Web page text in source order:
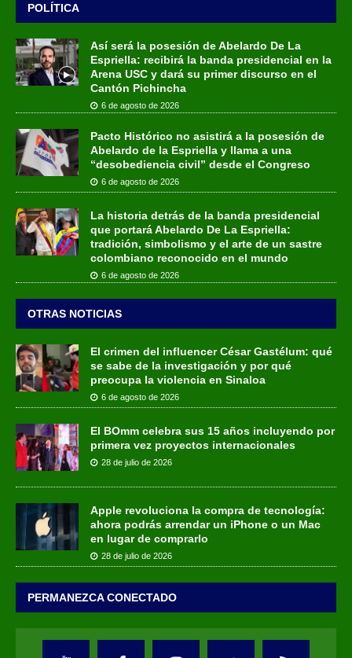
POLÍTICA
Así será la posesión de Abelardo De La
Espriella: recibirá la banda presidencial en la
Arena USC y dará su primer discurso en el
Cantón Pichincha
6 de agosto de 2026
Pacto Histórico no asistirá a la posesión de
Abelardo de la Espriella y llama a una
“desobediencia civil” desde el Congreso
6 de agosto de 2026
La historia detrás de la banda presidencial
que portará Abelardo De La Espriella:
tradición, simbolismo y el arte de un sastre
colombiano reconocido en el mundo
6 de agosto de 2026
OTRAS NOTICIAS
El crimen del influencer César Gastélum: qué
se sabe de la investigación y por qué
preocupa la violencia en Sinaloa
6 de agosto de 2026
El BOmm celebra sus 15 años incluyendo por
primera vez proyectos internacionales
28 de julio de 2026
Apple revoluciona la compra de tecnología:
ahora podrás arrendar un iPhone o un Mac
en lugar de comprarlo
28 de julio de 2026
PERMANEZCA CONECTADO